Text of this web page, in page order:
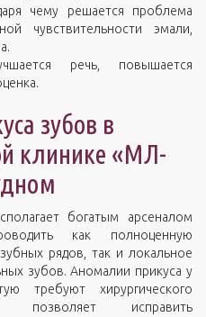
чему решается проблема
чувствительности эмали,
речь, повышается
зубов в
клинике «МЛ-
богатым арсеналом
как полноценную
рядов, так и локальное
зубов. Аномалии прикуса у
требуют хирургического
позволяет исправить